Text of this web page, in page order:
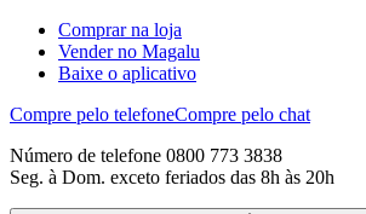
Comprar na loja
Vender no Magalu
Baixe o aplicativo
Compre pelo telefoneCompre pelo chat
Número de telefone 0800 773 3838
Seg. à Dom. exceto feriados das 8h às 20h